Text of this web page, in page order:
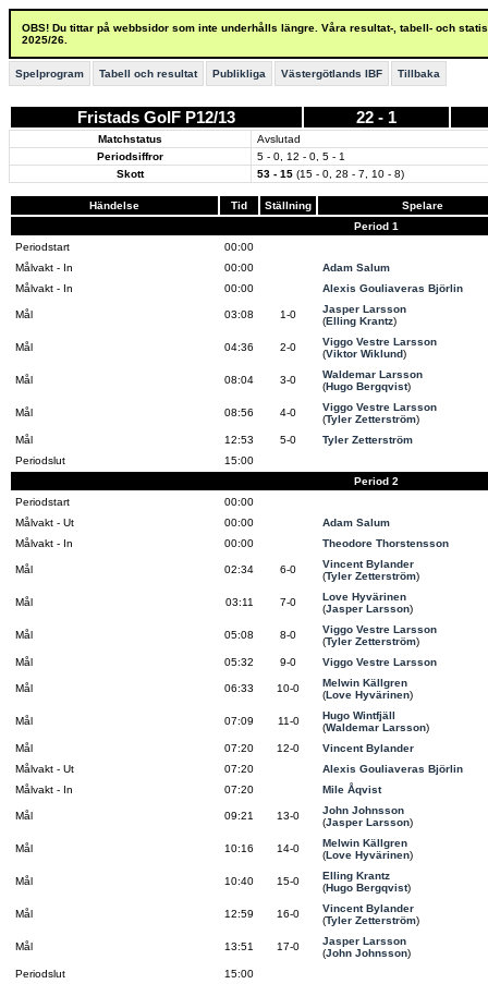
OBS! Du tittar på webbsidor som inte underhålls längre. Våra resultat-, tabell- och
2025/26.
Spelprogram Tabell och resultat Publikliga Västergötlands IBF Tillbaka
Fristads GoIF P12/13 22 - 1
Matchstatus
Avslutad
Periodsiffror
5 - 0, 12 - 0, 5 - 1
Skott
53 - 15 (15 - 0, 28 - 7, 10 - 8)
Händelse Tid Ställning
Spelare
Period 1
Periodstart
00:00
Målvakt - In
00:00
Adam Salum
Målvakt - In
00:00 Alexis Gouliaveras Björlin
Mål 03:08 1-0
Jasper Larsson
(Elling Krantz)
Mål 04:36 2-0
Viggo Vestre Larsson
(Viktor Wiklund)
Mål 08:04 3-0
Waldemar Larsson
(Hugo Bergqvist)
Mål 08:56 4-0
Viggo Vestre Larsson
(Tyler Zetterström)
Mål
12:53 5-0
Tyler Zetterström
Periodslut
15:00
Period 2
Periodstart
00:00
Målvakt - Ut
00:00
Adam Salum
Målvakt - In
00:00 Theodore Thorstensson
Mål 02:34 6-0
Vincent Bylander
(Tyler Zetterström)
Mål 03:11 7-0
Love Hyvärinen
(Jasper Larsson)
Mål 05:08 8-0
Viggo Vestre Larsson
(Tyler Zetterström)
Mål
05:32 9-0 Viggo Vestre Larsson
Mål 06:33 10-0
Melwin Källgren
(Love Hyvärinen)
Mål 07:09 11-0
Hugo Wintfjäll
(Waldemar Larsson)
Mål
07:20 12-0
Vincent Bylander
Målvakt - Ut
07:20
Alexis Gouliaveras Björlin
Målvakt - In
07:20 Mile Åqvist
Mål 09:21 13-0
John Johnsson
(Jasper Larsson)
Mål 10:16 14-0
Melwin Källgren
(Love Hyvärinen)
Mål 10:40 15-0
Elling Krantz
(Hugo Bergqvist)
Mål 12:59 16-0
Vincent Bylander
(Tyler Zetterström)
Mål 13:51 17-0
Jasper Larsson
(John Johnsson)
Periodslut
15:00